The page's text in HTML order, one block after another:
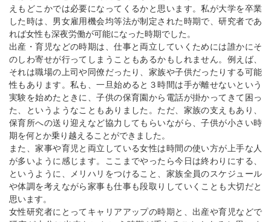
えもどこかでは必要になってくるかと思います。私が大学を卒業
した時は、男女雇用機会均等法が制定された時期で、研究者であ
れば女性も深夜労働が可能になった時期でした。
出産・育児などの時期は、仕事と両立していくためには誰かにそ
のしわ寄せが行ってしまうこともあるかもしれません。例えば、
それは職場の上司や同僚だったり、家族や子供だったりする可能
性もあります。私も、一旦始めると３時間は手が離せないという
実験を始めたときに、子供の保育園から電話が掛かってきて困っ
た、というようなこともありました。ただ、家族の支えもあり、
保育所への送り迎えなど協力してもらいながら、子供が小さい時
期を何とか乗り越えることができました。
また、家事や育児と両立している女性は時間の使い方が上手な人
が多いように感じます。ここまでやったら今日は終わりにする、
というように、メリハリをつけること、家族全員のスケジュール
や体調を考えながら家事も仕事も段取りしていくことも大切だと
思います。
女性研究者にとってキャリアアップの時期と、出産や育児などで